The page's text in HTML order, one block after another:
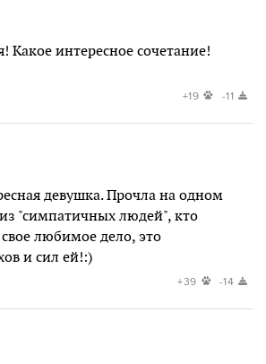
Какое интересное сочетание!
+19 -11
девушка. Прочла на одном
"симпатичных людей", кто
любимое дело, это
и сил ей!:)
+39 -14